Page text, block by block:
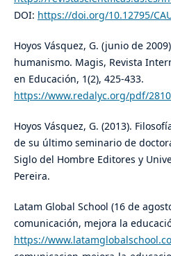
DOI: https://doi.org/10.12795/
​Hoyos Vásquez, G. (junio de
humanismo. Magis, Revista
en Educación, 1(2), 425-433.
https://www.redalyc.org/pdf/
​Hoyos Vásquez, G. (2013).
de su último seminario de
Siglo del Hombre Editores y
Pereira.
​Latam Global School (16 de
comunicación, mejora la
https://